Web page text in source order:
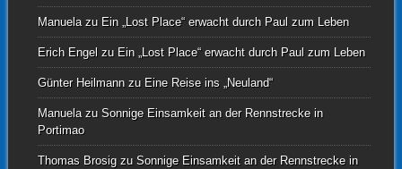
Manuelazu Ein „Lost Place“ erwacht durch Paul zum Leben
Erich Engelzu Ein „Lost Place“ erwacht durch Paul zum Leben
Günter Heilmannzu Eine Reise ins „Neuland“
Manuelazu Sonnige Einsamkeit an der Rennstrecke in
Portimao
Thomas Brosigzu Sonnige Einsamkeit an der Rennstrecke in